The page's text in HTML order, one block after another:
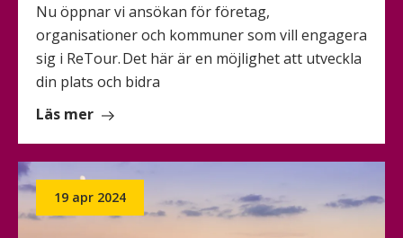
Nu öppnar vi ansökan för företag,
organisationer och kommuner som vill engagera
sig i ReTour. Det här är en möjlighet att utveckla
din plats och bidra
Läs mer om
CALL:
Vill
du
19 apr 2024